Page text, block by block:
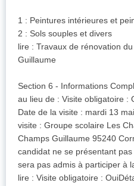
1 : Peintures intérieures et
2 : Sols souples et divers
lire : Travaux de rénovation
Guillaume
Section 6 - Informations
au lieu de : Visite obligatoire :
Date de la visite : mardi 13
visite : Groupe scolaire Les
Champs Guillaume 95240
candidat ne se présentant
sera pas admis à participer à
lire : Visite obligatoire :